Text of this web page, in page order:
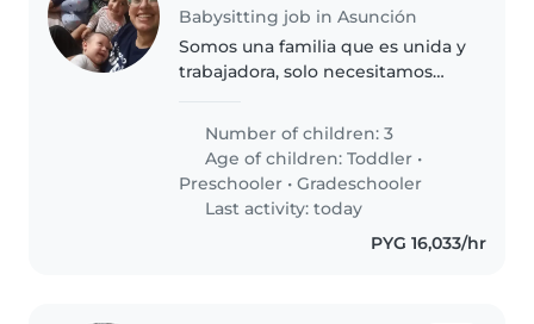
Babysitting job in Asunción
Somos una familia que es unida y
trabajadora, solo necesitamos
Number of children: 3
Age of children:Toddler •
Preschooler •Gradeschooler
Last activity: today
PYG 16,033/hr